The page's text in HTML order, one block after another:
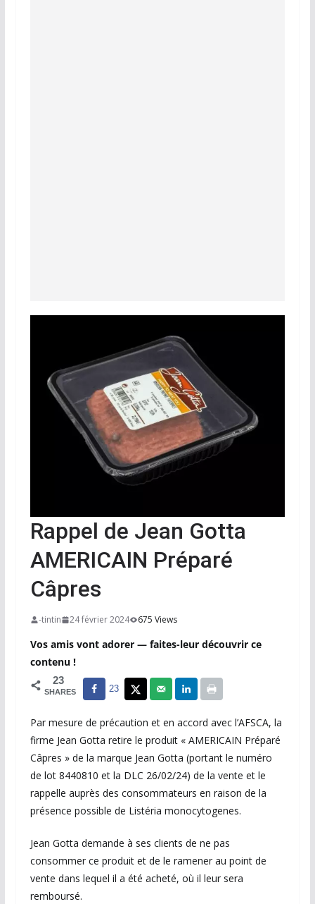
Rappel de Jean Gotta
AMERICAIN Préparé
Câpres
-tintin 24 février 2024 675 Views
Vos amis vont adorer — faites-leur découvrir ce
contenu !
23
SHARES 23
Par mesure de précaution et en accord avec l’AFSCA, la
firme Jean Gotta retire le produit « AMERICAIN Préparé
Câpres » de la marque Jean Gotta (portant le numéro
de lot 8440810 et la DLC 26/02/24) de la vente et le
rappelle auprès des consommateurs en raison de la
présence possible de Listéria monocytogenes.
Jean Gotta demande à ses clients de ne pas
consommer ce produit et de le ramener au point de
vente dans lequel il a été acheté, où il leur sera
remboursé.